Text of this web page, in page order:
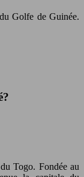
Golfe de Guinée.
Togo. Fondée au